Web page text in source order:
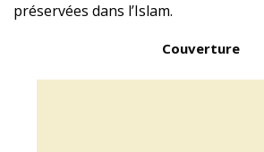
préservées dans l’Islam.
Couverture